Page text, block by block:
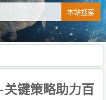
本站搜索
键策略助力百